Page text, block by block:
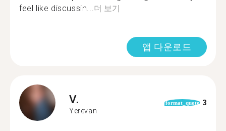
feel like discussin...더 보기
앱 다운로드
V.
Yerevan
format_quote 3